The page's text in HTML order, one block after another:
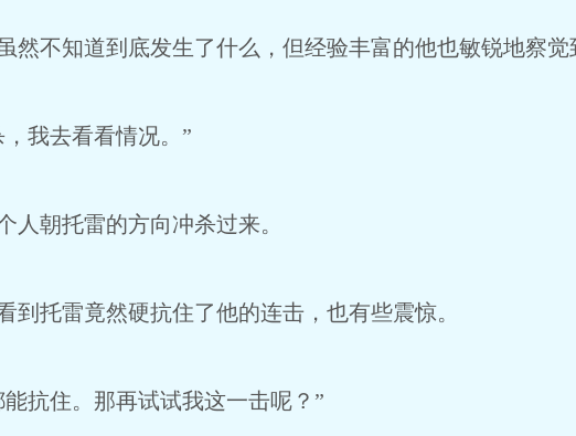
然不知道到底发生了什么，但经验丰富的他也敏锐地察觉
我去看看情况。”
人朝托雷的方向冲杀过来。
到托雷竟然硬抗住了他的连击，也有些震惊。
抗住。那再试试我这一击呢？”